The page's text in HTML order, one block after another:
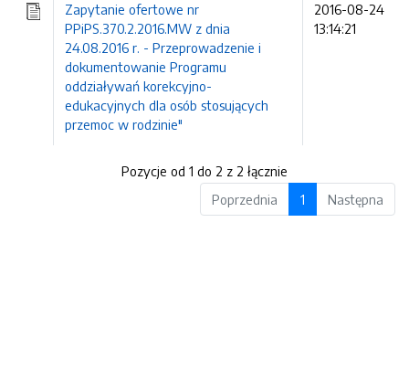
Zapytanie ofertowe nr
PPiPS.370.2.2016.MW z dnia
24.08.2016 r. - Przeprowadzenie i
dokumentowanie Programu
oddziaływań korekcyjno-
edukacyjnych dla osób stosujących
przemoc w rodzinie"
2016-08-24
13:14:21
Pozycje od 1 do 2 z 2 łącznie
Poprzednia
1 Następna